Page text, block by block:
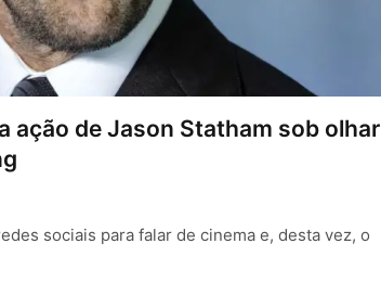
ação de Jason Statham sob olhar
sociais para falar de cinema e, desta vez, o